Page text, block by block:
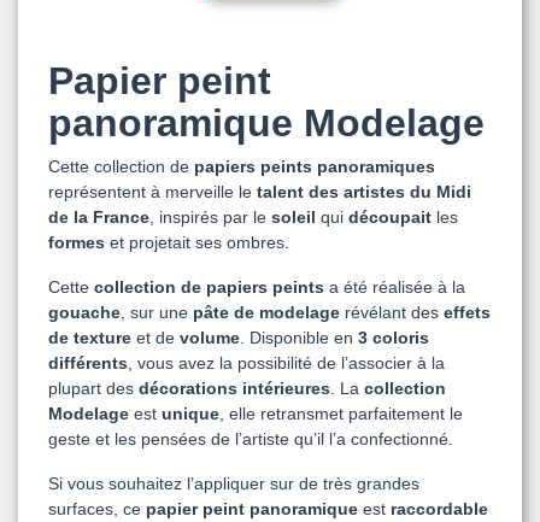
Papier peint
panoramique Modelage
Cette collection de papiers peints panoramiques
représentent à merveille le talent des artistes du Midi
de la France , inspirés par le soleil qui découpait les
formes et projetait ses ombres.
Cette collection de papiers peints a été réalisée à la
gouache , sur une pâte de modelage révélant des effets
de texture et de volume . Disponible en 3 coloris
différents , vous avez la possibilité de l’associer à la
plupart des décorations intérieures . La collection
Modelage est unique , elle retransmet parfaitement le
geste et les pensées de l’artiste qu’il l’a confectionné.
Si vous souhaitez l’appliquer sur de très grandes
surfaces, ce papier peint panoramique est raccordable